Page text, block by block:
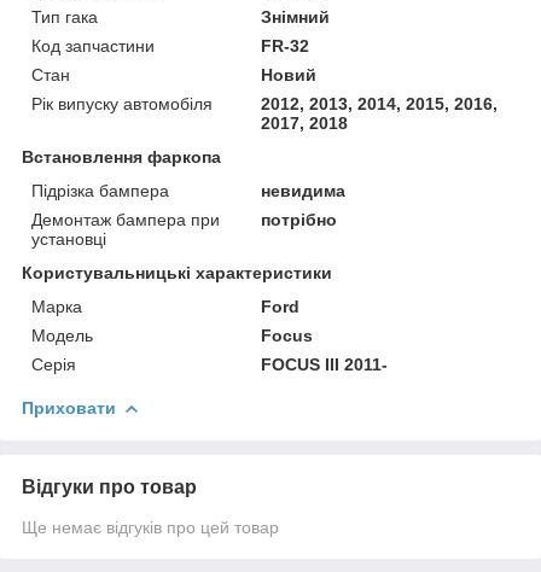
Тип гака
Знімний
Код запчастини
FR-32
Стан
Новий
Рік випуску автомобіля
2012, 2013, 2014, 2015, 2016,
2017, 2018
Встановлення фаркопа
Підрізка бампера
невидима
Демонтаж бампера при
установці
потрібно
Користувальницькі характеристики
Марка
Ford
Модель
Focus
Серія
FOCUS III 2011-
Приховати
Відгуки про товар
Ще немає відгуків про цей товар